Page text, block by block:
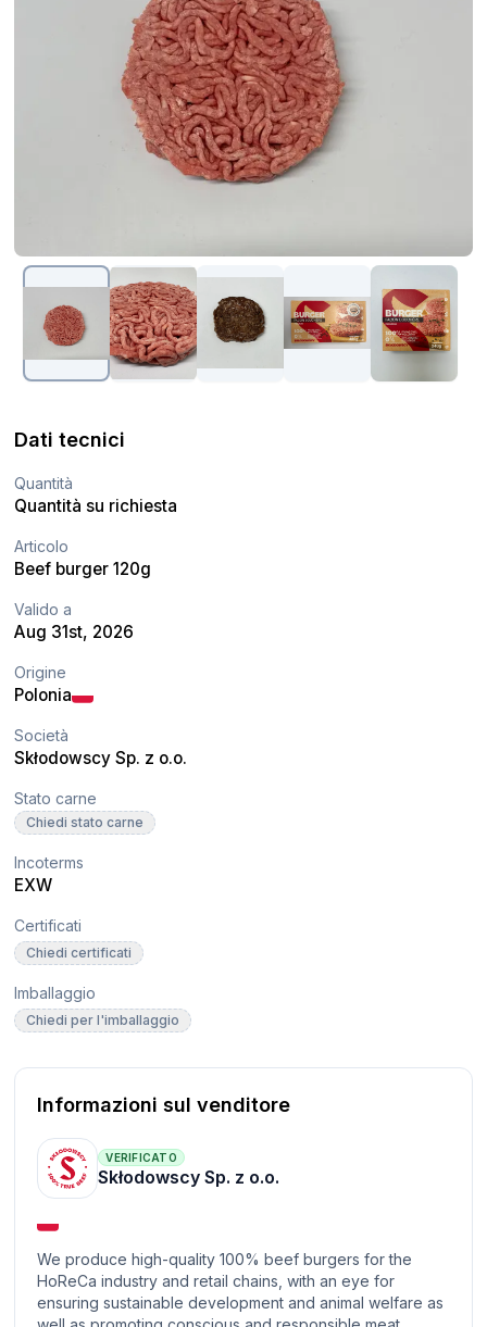
Dati tecnici
Quantità
Quantità su richiesta
Articolo
Beef burger 120g
Valido a
Aug 31st, 2026
Origine
Polonia
Società
Skłodowscy Sp. z o.o.
Stato carne
Chiedi stato carne
Incoterms
EXW
Certificati
Chiedi certificati
Imballaggio
Chiedi per l'imballaggio
Informazioni sul venditore
VERIFICATO
Skłodowscy Sp. z o.o.
We produce high-quality 100% beef burgers for the
HoReCa industry and retail chains, with an eye for
ensuring sustainable development and animal welfare as